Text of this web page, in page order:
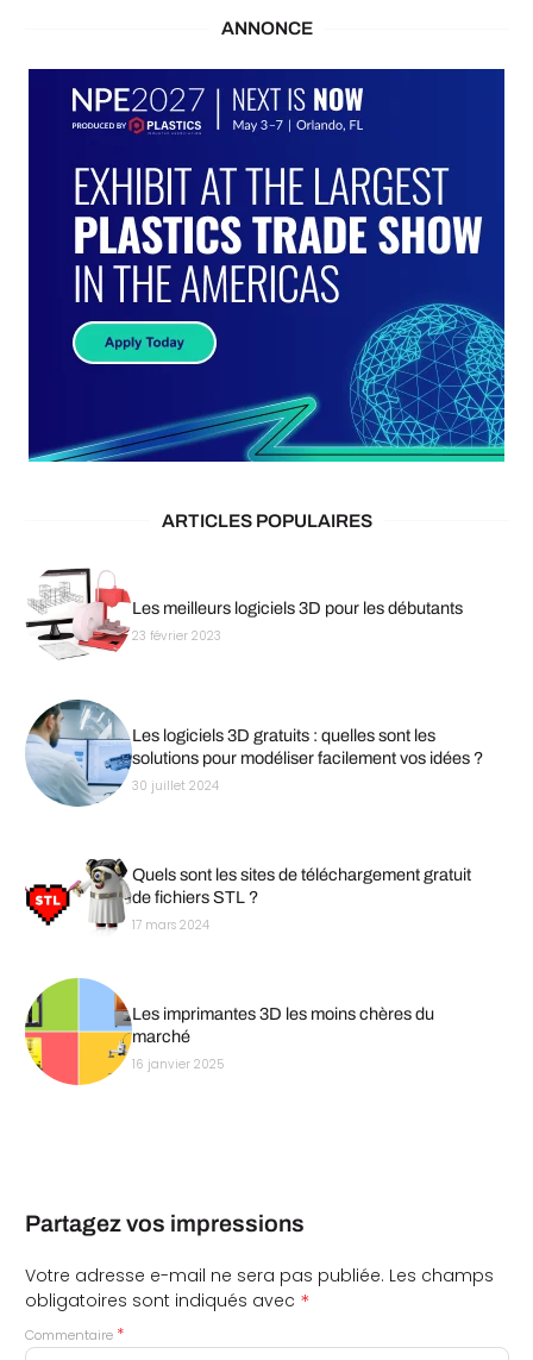
ANNONCE
ARTICLES POPULAIRES
Les meilleurs logiciels 3D pour les débutants
23 février 2023
Les logiciels 3D gratuits : quelles sont les
solutions pour modéliser facilement vos idées ?
30 juillet 2024
Quels sont les sites de téléchargement gratuit
de fichiers STL ?
17 mars 2024
Les imprimantes 3D les moins chères du
marché
16 janvier 2025
Partagez vos impressions
Votre adresse e-mail ne sera pas publiée. Les champs
obligatoires sont indiqués avec *
Commentaire *